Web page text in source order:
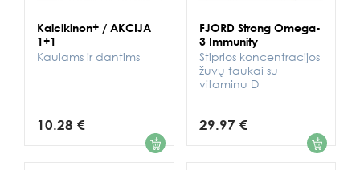
Kalcikinon+ / AKCIJA
1+1
Kaulams ir dantims
10.28 € 1
FJORD Strong Omega-
3 Immunity
Stiprios koncentracijos
žuvų taukai su
vitaminu D
29.97 € 1